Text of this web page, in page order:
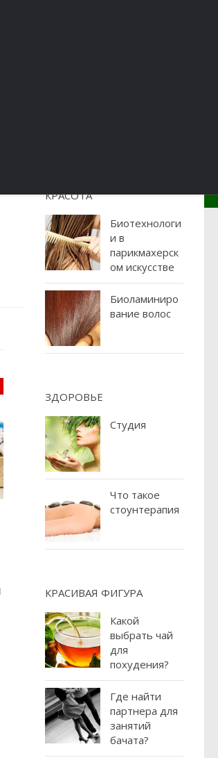
КРАСОТА
Биотехнологи
и в
парикмахерск
ом искусстве
Биоламиниро
вание волос
ЗДОРОВЬЕ
Студия
Что такое
стоунтерапия
КРАСИВАЯ ФИГУРА
Какой
выбрать чай
для
похудения?
Где найти
партнера для
занятий
бачата?